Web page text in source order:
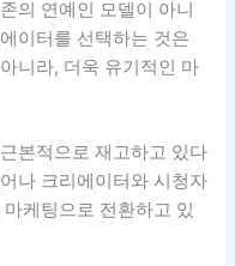
의 연예인 모델이 아니
이터를 선택하는 것은
니라, 더욱 유기적인 마
본적으로 재고하고 있다
나 크리에이터와 시청자
케팅으로 전환하고 있